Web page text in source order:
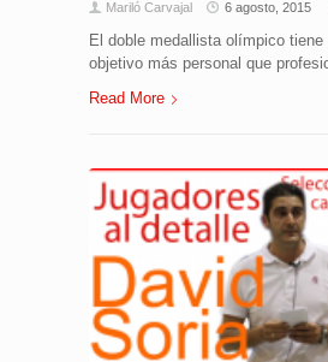
Mariló Carvajal 6 agosto, 2015
El doble medallista olímpico tiene
objetivo más personal que
Read More